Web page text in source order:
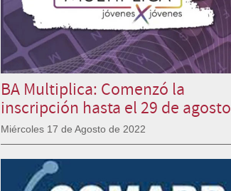
BA Multiplica: Comenzó la
inscripción hasta el 29 de agosto
Miércoles 17 de Agosto de 2022